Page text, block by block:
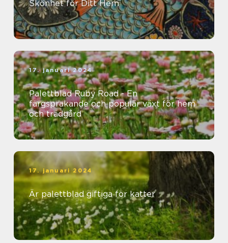
Skönhet för Ditt Hem
17. januari 2024
Palettblad Ruby Road - En
färgsprakande och populär växt för hem
och trädgård
17. januari 2024
Är palettblad giftiga för katter